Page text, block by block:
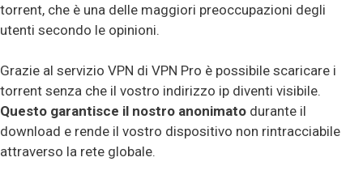
torrent, che è una delle maggiori preoccupazioni degli
utenti secondo le opinioni.
Grazie al servizio VPN di VPN Pro è possibile scaricare i
torrent senza che il vostro indirizzo ip diventi visibile.
Questo garantisce il nostro anonimato durante il
download e rende il vostro dispositivo non rintracciabile
attraverso la rete globale.